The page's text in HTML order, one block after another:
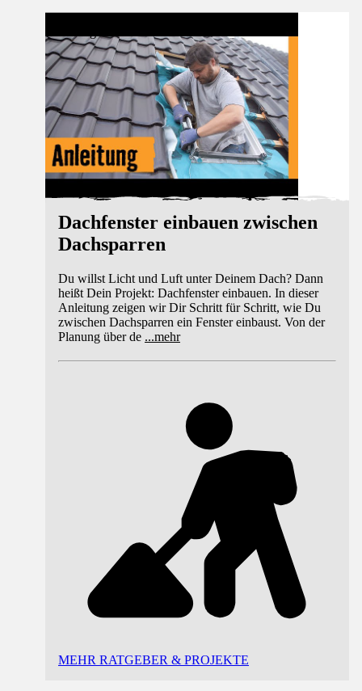
Dachfenster einbauen zwischen
Dachsparren
Du willst Licht und Luft unter Deinem Dach? Dann
heißt Dein Projekt: Dachfenster einbauen. In dieser
Anleitung zeigen wir Dir Schritt für Schritt, wie Du
zwischen Dachsparren ein Fenster einbaust. Von der
Planung über de ...mehr
MEHR RATGEBER & PROJEKTE